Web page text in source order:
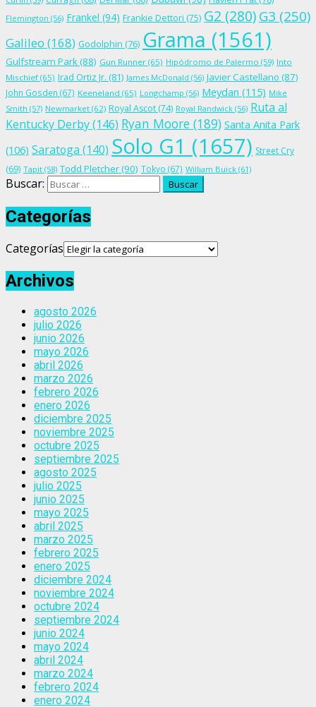
Flemington (56) Frankel (94) Frankie Dettori (75) G2 (280)G3 (250)
Galileo (168) Godolphin (76) Grama (1561)
Gulfstream Park(88) Gun Runner (65) Hipódromo de Palermo (59) Into
Mischief (65) Irad Ortiz Jr. (81) James McDonald (56) Javier Castellano (87)
John Gosden (67) Keeneland (65) Longchamp (56) Meydan (115) Mike
Smith (57) Newmarket (62) Royal Ascot (74) Royal Randwick (56) Ruta al
Kentucky Derby(146) Ryan Moore (189) Santa Anita Park
(106) Saratoga (140) Solo G1 (1657) Street Cry
(69) Tapit (58) Todd Pletcher(90) Tokyo (67) William Buick (61)
Buscar:
Categorías
Categorías
Archivos
agosto 2026
julio 2026
junio 2026
mayo 2026
abril 2026
marzo 2026
febrero 2026
enero 2026
diciembre 2025
noviembre 2025
octubre 2025
septiembre 2025
agosto 2025
julio 2025
junio 2025
mayo 2025
abril 2025
marzo 2025
febrero 2025
enero 2025
diciembre 2024
noviembre 2024
octubre 2024
septiembre 2024
junio 2024
mayo 2024
abril 2024
marzo 2024
febrero 2024
enero 2024